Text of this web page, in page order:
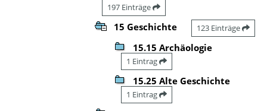
197 Einträge
15 Geschichte 123 Einträge
15.15 Archäologie
1 Eintrag
15.25 Alte Geschichte
1 Eintrag